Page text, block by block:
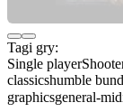
Tagi gry:
Single player
classicshumble
graphicsgeneral-